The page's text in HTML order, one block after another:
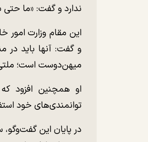
ندارد و گفت: «ما حتی
این مقام وزارت امور
و گفت: آنها باید در
میهن‌دوست است؛ ملتی
او همچنین افزود که
توانمندی‌های خود
در پایان این